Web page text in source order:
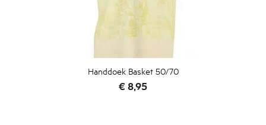
Handdoek Basket 50/70
Prijs
€ 8,95